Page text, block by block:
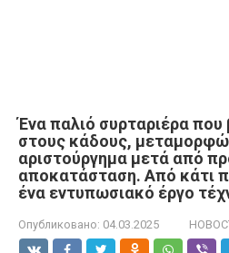
Ένα παλιό συρταριέρα
στους κάδους,
αριστούργημα μετά από
αποκατάσταση. Από κάτι
ένα εντυπωσιακό έργο
Опубликовано: 04.03.2025